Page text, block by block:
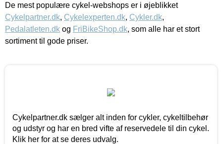
De mest populære cykel-webshops er i øjeblikket
Cykelpartner.dk, Cykelexperten.dk, Cykler.dk,
Pedalatleten.dk og FriBikeShop.dk, som alle har et stort
sortiment til gode priser.
Cykelpartner.dk sælger alt inden for cykler, cykeltilbehør
og udstyr og har en bred vifte af reservedele til din cykel.
Klik her for at se deres udvalg.